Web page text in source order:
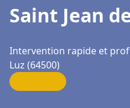
Saint Jean
Intervention rapide et
Luz (64500)